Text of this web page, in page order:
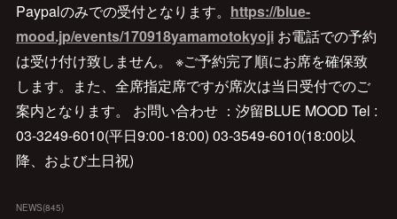
Paypalのみでの受付となります。 https://blue-
mood.jp/events/170918yamamotokyojiお電話での予約
は受け付け致しません。 ※ご予約完了順にお席を確保致
します。また、全席指定席ですが席次は当日受付でのご
案内となります。 お問い合わせ ：汐留BLUE MOOD Tel :
03-3249-6010(平日9:00-18:00) 03-3549-6010(18:00以
降、および土日祝)
NEWS(845)